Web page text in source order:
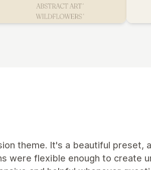
theme. It's a beautiful preset,
were flexible enough to create